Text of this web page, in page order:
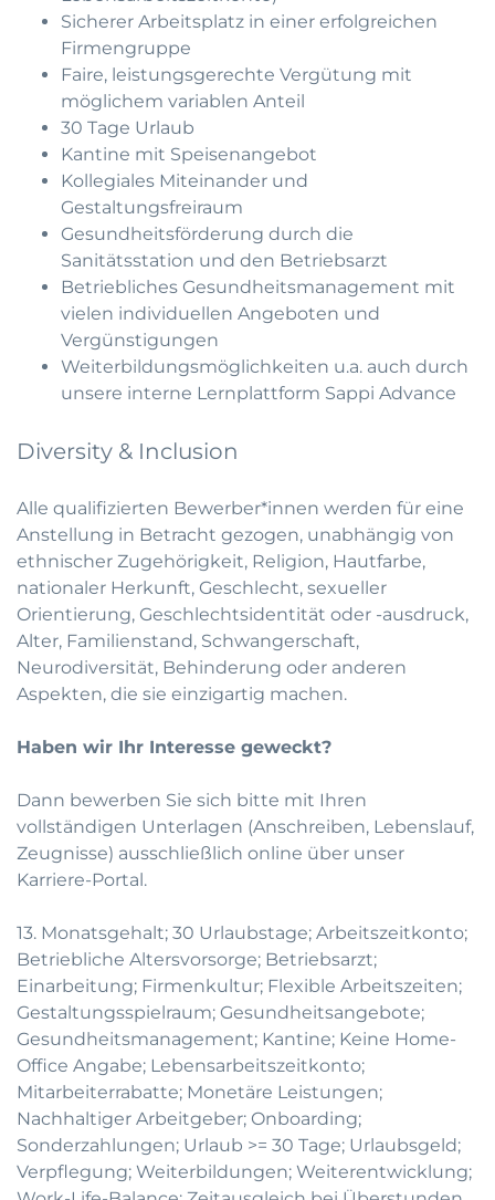
Sicherer Arbeitsplatz in einer erfolgreichen
Firmengruppe
Faire, leistungsgerechte Vergütung mit
möglichem variablen Anteil
30 Tage Urlaub
Kantine mit Speisenangebot
Kollegiales Miteinander und
Gestaltungsfreiraum
Gesundheitsförderung durch die
Sanitätsstation und den Betriebsarzt
Betriebliches Gesundheitsmanagement mit
vielen individuellen Angeboten und
Vergünstigungen
Weiterbildungsmöglichkeiten u.a. auch durch
unsere interne Lernplattform Sappi Advance
Diversity & Inclusion
Alle qualifizierten Bewerber*innen werden für eine
Anstellung in Betracht gezogen, unabhängig von
ethnischer Zugehörigkeit, Religion, Hautfarbe,
nationaler Herkunft, Geschlecht, sexueller
Orientierung, Geschlechtsidentität oder -ausdruck,
Alter, Familienstand, Schwangerschaft,
Neurodiversität, Behinderung oder anderen
Aspekten, die sie einzigartig machen.
Haben wir Ihr Interesse geweckt?
Dann bewerben Sie sich bitte mit Ihren
vollständigen Unterlagen (Anschreiben, Lebenslauf,
Zeugnisse) ausschließlich online über unser
Karriere-Portal.
13. Monatsgehalt; 30 Urlaubstage; Arbeitszeitkonto;
Betriebliche Altersvorsorge; Betriebsarzt;
Einarbeitung; Firmenkultur; Flexible Arbeitszeiten;
Gestaltungsspielraum; Gesundheitsangebote;
Gesundheitsmanagement; Kantine; Keine Home-
Office Angabe; Lebensarbeitszeitkonto;
Mitarbeiterrabatte; Monetäre Leistungen;
Nachhaltiger Arbeitgeber; Onboarding;
Sonderzahlungen; Urlaub >= 30 Tage; Urlaubsgeld;
Verpflegung; Weiterbildungen; Weiterentwicklung;